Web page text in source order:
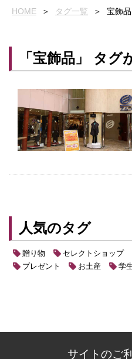
HOME ＞ タグ一覧 ＞ 宝飾品
「宝飾品」 タグ
人気のタグ
贈り物 セレクトショップ
プレゼント
お土産 学
サイトのご